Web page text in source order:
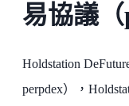
易協議
Holdstation
perpdex），